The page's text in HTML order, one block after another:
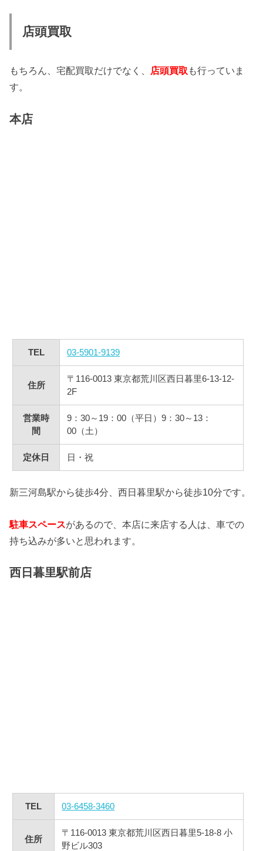
店頭買取
もちろん、宅配買取だけでなく、 店頭買取 も行っていま
す。
本店
TEL 03-5901-9139
住所
〒116-0013 東京都荒川区西日暮里6-13-12-
2F
営業時
間
9：30～19：00（平日）9：30～13：
00（土）
定休日 日・祝
新三河島駅から徒歩4分、西日暮里駅から徒歩10分です。
駐車スペースがあるので、本店に来店する人は、車での
持ち込みが多いと思われます。
西日暮里駅前店
TEL 03-6458-3460
住所
〒116-0013 東京都荒川区西日暮里5-18-8 小
野ビル303